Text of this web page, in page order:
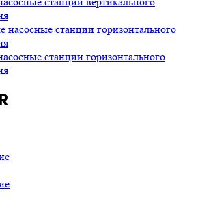
станции горизонтального